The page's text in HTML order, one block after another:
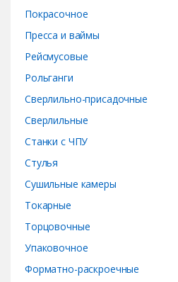
Покрасочное
Пресса и ваймы
Рейсмусовые
Рольганги
Сверлильно-присадочные
Сверлильные
Станки с ЧПУ
Стулья
Сушильные камеры
Токарные
Торцовочные
Упаковочное
Форматно-раскроечные